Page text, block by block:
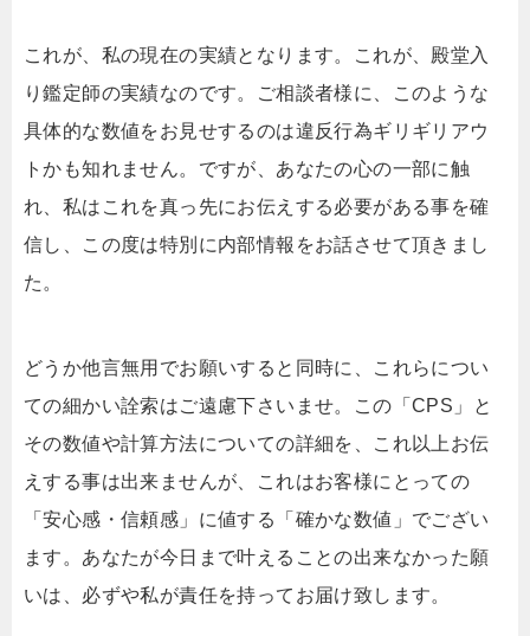
これが、私の現在の実績となります。これが、殿堂入
り鑑定師の実績なのです。ご相談者様に、このような
具体的な数値をお見せするのは違反行為ギリギリアウ
トかも知れません。ですが、あなたの心の一部に触
れ、私はこれを真っ先にお伝えする必要がある事を確
信し、この度は特別に内部情報をお話させて頂きまし
た。
どうか他言無用でお願いすると同時に、これらについ
ての細かい詮索はご遠慮下さいませ。この「CPS」と
その数値や計算方法についての詳細を、これ以上お伝
えする事は出来ませんが、これはお客様にとっての
「安心感・信頼感」に値する「確かな数値」でござい
ます。あなたが今日まで叶えることの出来なかった願
いは、必ずや私が責任を持ってお届け致します。